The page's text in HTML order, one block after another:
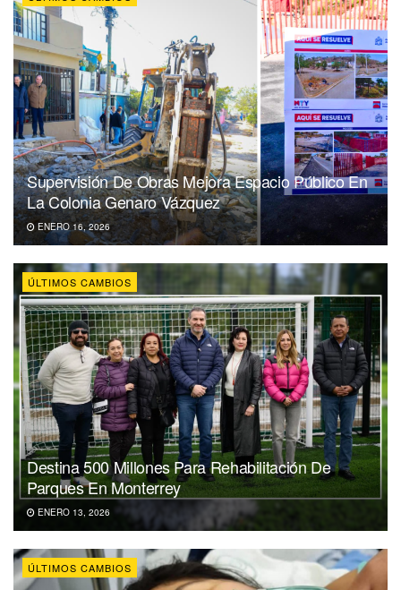
Supervisión De Obras Mejora Espacio Público En
La Colonia Genaro Vázquez
ENERO 16, 2026
ÚLTIMOS CAMBIOS
Destina 500 Millones Para Rehabilitación De
Parques En Monterrey
ENERO 13, 2026
ÚLTIMOS CAMBIOS